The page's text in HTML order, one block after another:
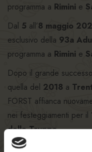
programma a Rimini e
Dal 5 all’8 maggio
esclusivo della 93a
programma a Rimini e
Dopo il grande
quella del 2018 a
FORST affianca
nei festeggiamenti per il
delle Truppe.
L’unica birra ufficiale